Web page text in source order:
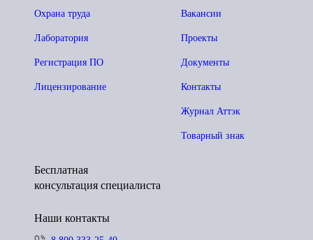
Вакансии
Проекты
Документы
Контакты
Журнал Аттэк
Товарный знак
Охрана труда
Лаборатория
Регистрация ПО
Лицензирование
Бесплатная
консультация специалиста
Наши контакты